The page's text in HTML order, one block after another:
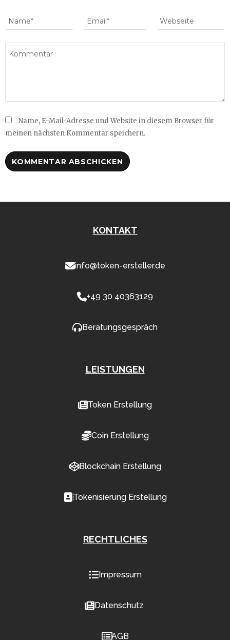
Name, E-Mail-Adresse und Website in diesem Browser für
meinen nächsten Kommentar speichern.
KONTAKT
info@token-ersteller.de
+49 30 40363129
Beratungsgespräch
LEISTUNGEN
Token Erstellung
Coin Erstellung
Blockchain Erstellung
Tokenisierung Erstellung
RECHTLICHES
Impressum
Datenschutz
AGB